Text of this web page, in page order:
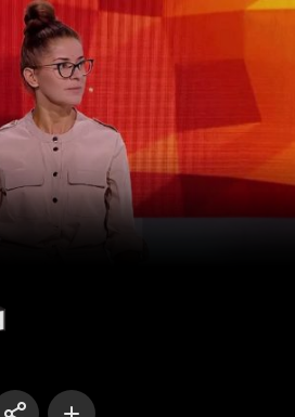
Gra słów. Krzyżówka